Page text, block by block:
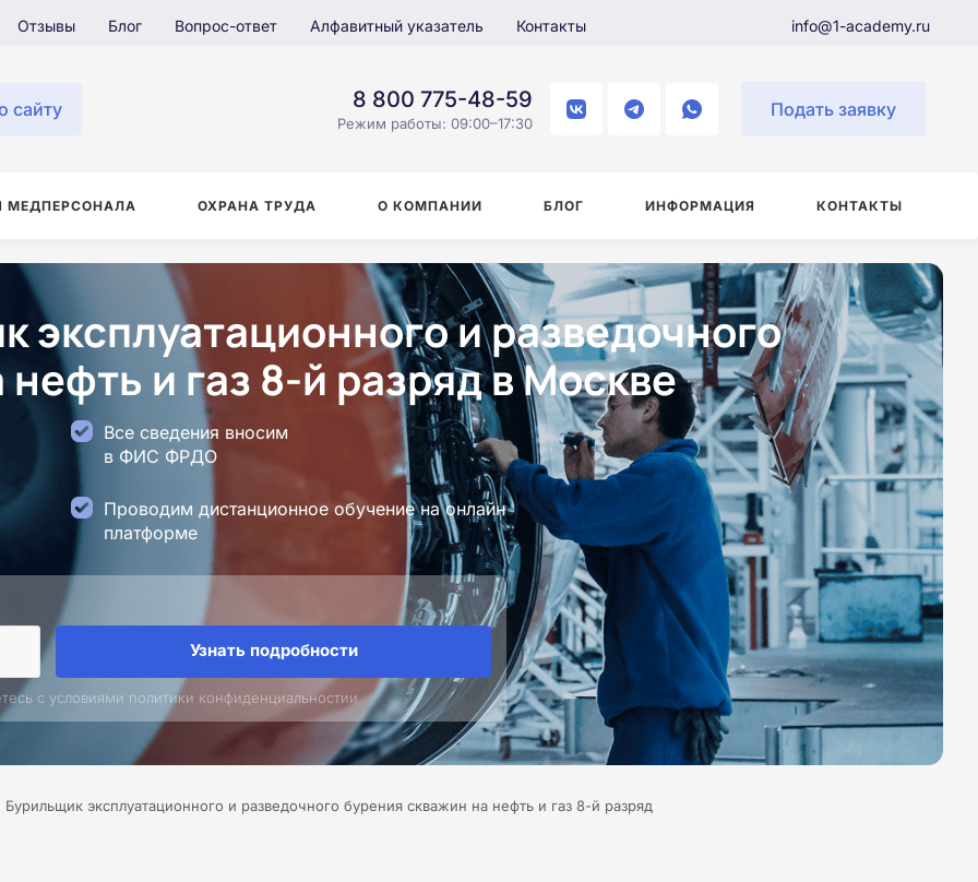
Отзывы Блог Вопрос-ответ Алфавитный указатель Контакты info@1-academy.ru
сайту 8 800 775-48-59
Режим работы: 09:00–17:30
Подать заявку
МЕДПЕРСОНАЛА ОХРАНА ТРУДА О КОМПАНИИ БЛОГ ИНФОРМАЦИЯ КОНТАКТЫ
эксплуатационного и разведочного
и газ 8-й разряд в Москве
Все сведения вносим
в ФИС ФРДО
Проводим дистанционное обучение на онлайн
платформе
Узнать подробности
с условиями политики конфиденциальностии
Бурильщик эксплуатационного и разведочного бурения скважин на нефть и газ 8-й разряд